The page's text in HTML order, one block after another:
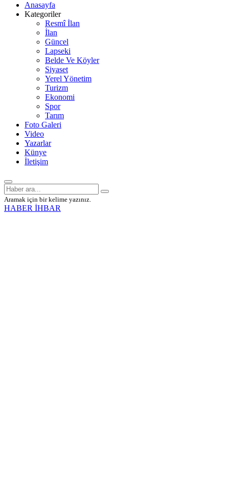
Anasayfa
Kategoriler
Resmî İlan
İlan
Güncel
Lapseki
Belde Ve Köyler
Siyaset
Yerel Yönetim
Turizm
Ekonomi
Spor
Tarım
Foto Galeri
Video
Yazarlar
Künye
İletişim
Aramak için bir kelime yazınız.
HABER İHBAR